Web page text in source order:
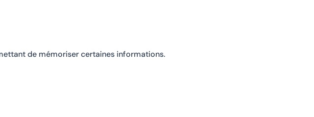
de mémoriser certaines informations.